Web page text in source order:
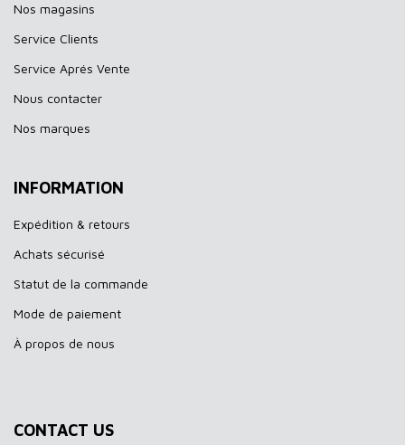
Nos magasins
Service Clients
Service Aprés Vente
Nous contacter
Nos marques
INFORMATION
Expédition & retours
Achats sécurisé
Statut de la commande
Mode de paiement
À propos de nous
CONTACT US